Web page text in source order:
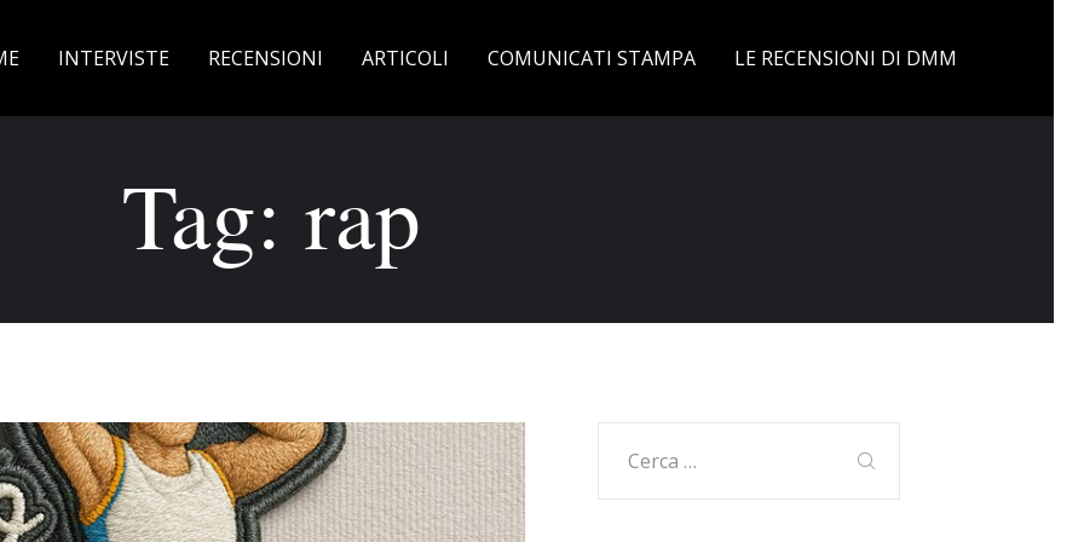
INTERVISTE RECENSIONI ARTICOLI COMUNICATI STAMPA LE RECENSIONI DI DMM
Tag: rap
per: